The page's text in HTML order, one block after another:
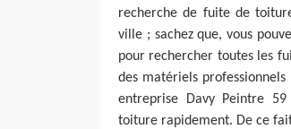
recherche de fuite de
ville ; sachez que, vous
pour rechercher toutes les
des matériels
entreprise Davy Peintre
toiture rapidement. De ce